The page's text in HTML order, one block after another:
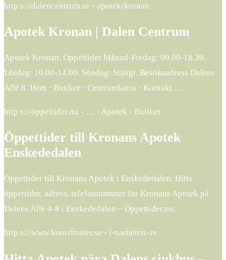
http s://dalencentrum.se › apotek-kronan
Apotek Kronan | Dalen Centrum
Apotek Kronan. Öppettider Månad-Fredag: 09.00-18.30.
Lördag: 10.00-14.00. Söndag: Stängt. Besöksadress Dalens
Allé 8. Hem · Butiker · Centrumkarta · Kontakt …
http s://öppettider.nu › … › Apotek › Butiker
Öppettider till Kronans Apotek
Enskededalen
Öppettider till Kronans Apotek i Enskededalen. Hitta
öppettider, adress, telefonnummer för Kronans Apotek på
Dalens Allé 4-8 i Enskededalen – Öppettider.nu.
http s://www.koordinater.se › i-narheten-av